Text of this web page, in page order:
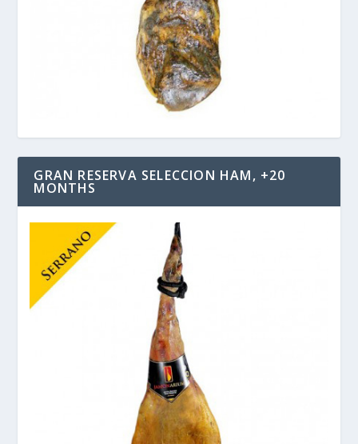
GRAN RESERVA SELECCION HAM, +20
MONTHS